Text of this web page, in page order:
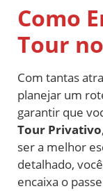
Como
Tour
Com tantas
planejar um
garantir que
Tour Privativo
ser a melhor
detalhado,
encaixa o